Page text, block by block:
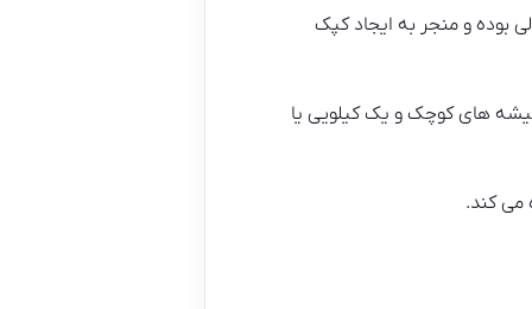
بوده و منجر به ایجاد کپک
های کوچک و یک کیلویی یا
می کند.